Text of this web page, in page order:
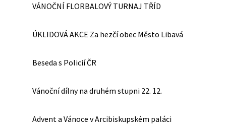
VÁNOČNÍ FLORBALOVÝ TURNAJ TŘÍD
ÚKLIDOVÁ AKCE Za hezčí obec Město Libavá
Beseda s Policií ČR
Vánoční dílny na druhém stupni 22. 12.
Advent a Vánoce v Arcibiskupském paláci